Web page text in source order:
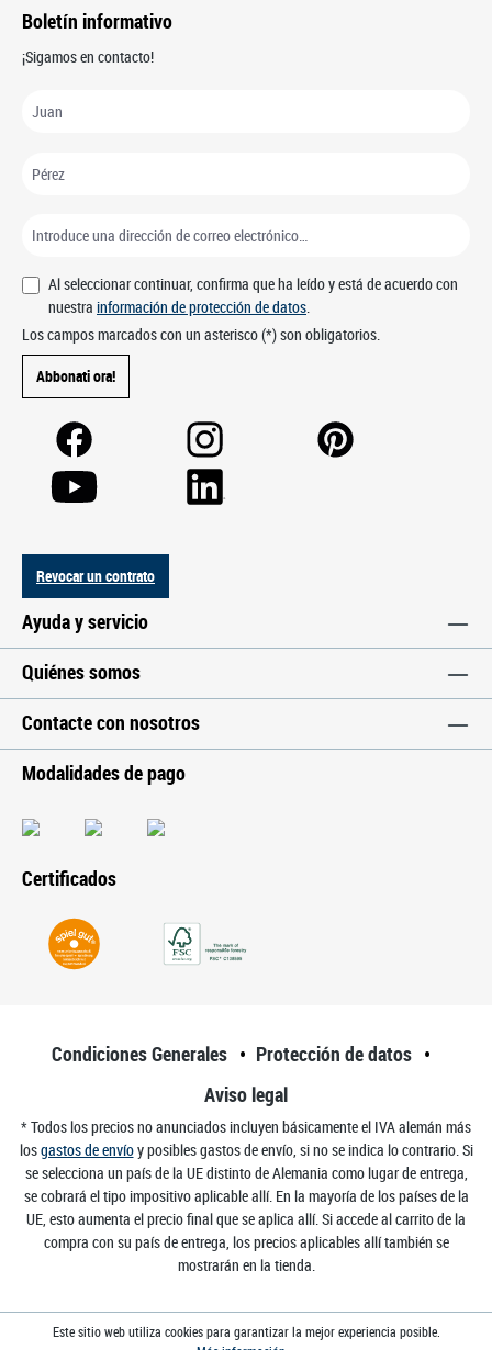
Boletín informativo
¡Sigamos en contacto!
Al seleccionar continuar, confirma que ha leído y está de acuerdo con
nuestra información de protección de datos.
Los campos marcados con un asterisco (*) son obligatorios.
Abbonati ora!
Revocar un contrato
Ayuda y servicio
Quiénes somos
Contacte con nosotros
Modalidades de pago
Certificados
Condiciones Generales
Protección de datos
Aviso legal
* Todos los precios no anunciados incluyen básicamente el IVA alemán más
losgastos de envíoy posibles gastos de envío, si no se indica lo contrario. Si
se selecciona un país de la UE distinto de Alemania como lugar de entrega,
se cobrará el tipo impositivo aplicable allí. En la mayoría de los países de la
UE, esto aumenta el precio final que se aplica allí. Si accede al carrito de la
compra con su país de entrega, los precios aplicables allí también se
mostrarán en la tienda.
Este sitio web utiliza cookies para garantizar la mejor experiencia posible.